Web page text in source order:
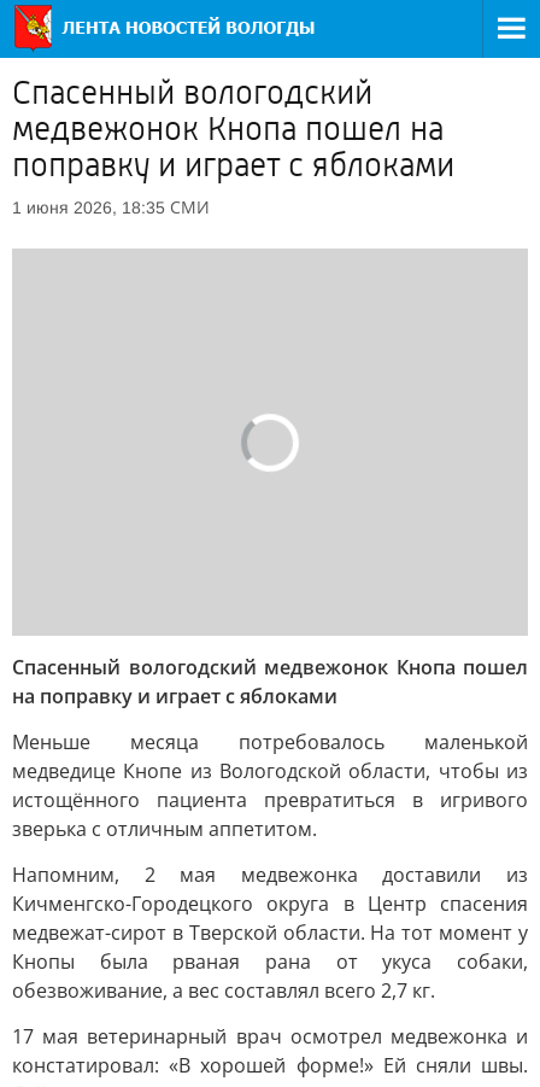
Спасенный вологодский
медвежонок Кнопа пошел на
поправку и играет с яблоками
1 июня 2026, 18:35 СМИ
Спасенный вологодский медвежонок Кнопа пошел
на поправку и играет с яблоками
Меньше месяца потребовалось маленькой
медведице Кнопе из Вологодской области, чтобы из
истощённого пациента превратиться в игривого
зверька с отличным аппетитом.
Напомним, 2 мая медвежонка доставили из
Кичменгско-Городецкого округа в Центр спасения
медвежат-сирот в Тверской области. На тот момент у
Кнопы была рваная рана от укуса собаки,
обезвоживание, а вес составлял всего 2,7 кг.
17 мая ветеринарный врач осмотрел медвежонка и
констатировал: «В хорошей форме!» Ей сняли швы.